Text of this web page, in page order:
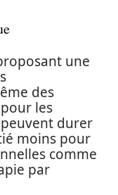
une
des
les
durer
moins pour
comme
par